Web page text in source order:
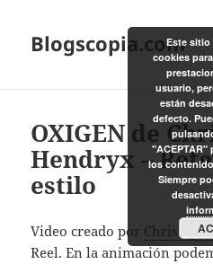
Blogscopia.com
OXIGEN de
Hendryx –
estilo
Video creado por
Reel. En la animación
Este
cookies
usuario,
están
defecto.
"ACEPTAR"
los
Siempre